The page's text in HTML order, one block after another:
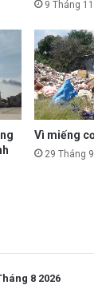
9 Tháng
Vì miếng
29 Tháng
8 2026